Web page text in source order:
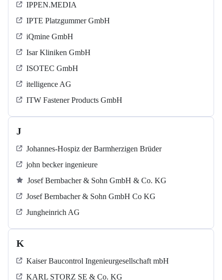
IPPEN.MEDIA
IPTE Platzgummer GmbH
iQmine GmbH
Isar Kliniken GmbH
ISOTEC GmbH
itelligence AG
ITW Fastener Products GmbH
J
Johannes-Hospiz der Barmherzigen Brüder
john becker ingenieure
Josef Bernbacher & Sohn GmbH & Co. KG
Josef Bernbacher & Sohn GmbH Co KG
Jungheinrich AG
K
Kaiser Baucontrol Ingenieurgesellschaft mbH
KARL STORZ SE & Co. KG